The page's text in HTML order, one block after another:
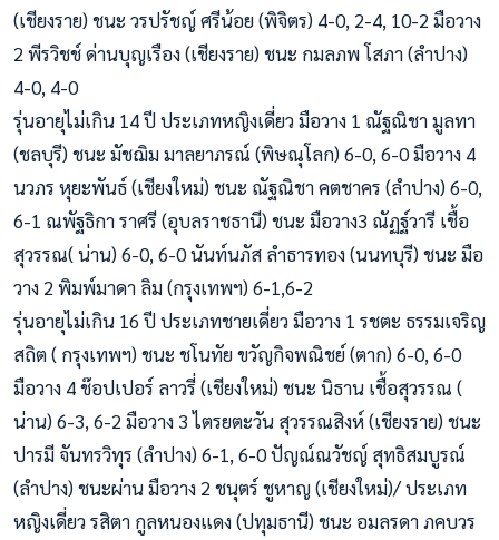
(เชียงราย) ชนะ วรปรัชญ์ ศรีน้อย (พิจิตร) 4-0, 2-4, 10-2 มือวาง
2 พีรวิชช์ ด่านบุญเรือง (เชียงราย) ชนะ กมลภพ โสภา (ลำปาง)
4-0, 4-0
รุ่นอายุไม่เกิน 14 ปี ประเภทหญิงเดี่ยว มือวาง 1 ณัฐณิชา มูลทา
(ชลบุรี) ชนะ มัชฌิม มาลยาภรณ์ (พิษณุโลก) 6-0, 6-0 มือวาง 4
นวภร หุยะพันธ์ (เชียงใหม่) ชนะ ณัฐณิชา คตชาคร (ลำปาง) 6-0,
6-1 ณพัฐธิกา ราศรี (อุบลราชธานี) ชนะ มือวาง3 ณัฏฐ์วารี เชื้อ
สุวรรณ( น่าน) 6-0, 6-0 นันท์นภัส ลำธารทอง (นนทบุรี) ชนะ มือ
วาง 2 พิมพ์มาดา ลิม (กรุงเทพฯ) 6-1,6-2
รุ่นอายุไม่เกิน 16 ปี ประเภทชายเดี่ยว มือวาง 1 รชตะ ธรรมเจริญ
สถิต ( กรุงเทพฯ) ชนะ ชโนทัย ขวัญกิจพณิชย์ (ตาก) 6-0, 6-0
มือวาง 4 ช๊อปเปอร์ ลาวรี่ (เชียงใหม่) ชนะ นิธาน เชื้อสุวรรณ (
น่าน) 6-3, 6-2 มือวาง 3 ไตรยตะวัน สุวรรณสิงห์ (เชียงราย) ชนะ
ปารมี จันทรวิทุร (ลำปาง) 6-1, 6-0 ปัญณ์ณวัชญ์ สุทธิสมบูรณ์
(ลำปาง) ชนะผ่าน มือวาง 2 ชนุตร์ ชูหาญ (เชียงใหม่)/ ประเภท
หญิงเดี่ยว รสิตา กูลหนองแดง (ปทุมธานี) ชนะ อมลรดา ภคบวร